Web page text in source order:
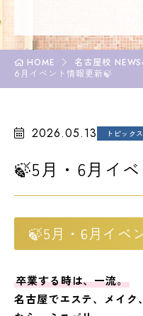
企業の方
卒業生の方
入学案内
学園生活
高
個人情報保護方針
HOME 名古屋校
6月イベント情報更新🍃
2026.05.13 トピックス
🍃5月・6月イ
🍃5月・6月イベ
卒業する時は、一流。
名古屋でエステ、メイ